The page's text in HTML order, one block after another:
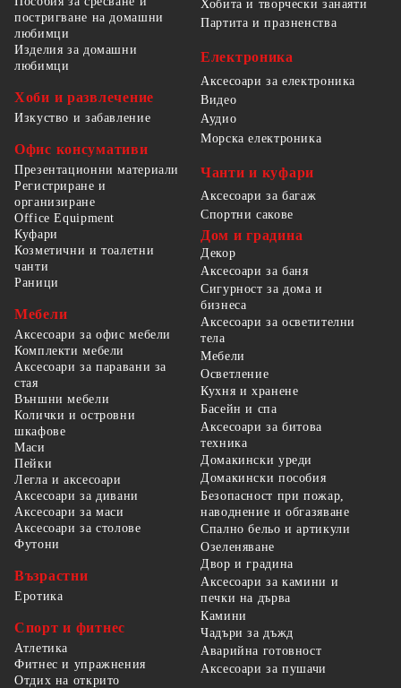
постригване на домашни
любимци
Изделия за домашни
любимци
Хоби и развлечение
Изкуство и забавление
Офис консумативи
Презентационни материали
Регистриране и
организиране
Office Equipment
Хобита и творчески занаяти
Партита и празненства
Електроника
Аксесоари за електроника
Видео
Аудио
Морска електроника
Чанти и куфари
Аксесоари за багаж
Спортни сакове
Куфари
Козметични и тоалетни
чанти
Раници
Мебели
Аксесоари за офис мебели
Комплекти мебели
Аксесоари за паравани за
стая
Външни мебели
Колички и островни
шкафове
Маси
Пейки
Легла и аксесоари
Аксесоари за дивани
Аксесоари за маси
Аксесоари за столове
Футони
Възрастни
Еротика
Спорт и фитнес
Атлетика
Фитнес и упражнения
Отдих на открито
Дом и градина
Декор
Аксесоари за баня
Сигурност за дома и
бизнеса
Аксесоари за осветителни
тела
Мебели
Осветление
Кухня и хранене
Басейн и спа
Аксесоари за битова
техника
Домакински уреди
Домакински пособия
Безопасност при пожар,
наводнение и обгазяване
Спално бельо и артикули
Озеленяване
Двор и градина
Аксесоари за камини и
печки на дърва
Камини
Чадъри за дъжд
Аварийна готовност
Аксесоари за пушачи